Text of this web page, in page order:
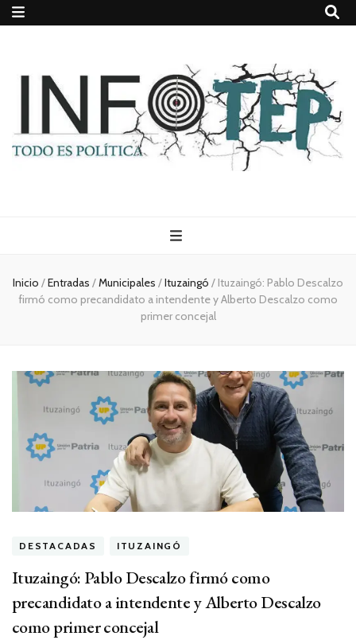
Todo es
(rosca)
política
Inicio /Entradas /Municipales /Ituzaingó / Ituzaingó: Pablo Descalzo
firmó como precandidato a intendente y Alberto Descalzo como
primer concejal
DESTACADAS ITUZAINGÓ
Ituzaingó: Pablo Descalzo firmó como
precandidato a intendente y Alberto Descalzo
como primer concejal